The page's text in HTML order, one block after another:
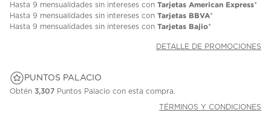
Hasta 9 mensualidades sin intereses con Tarjetas American Express*
Hasta 9 mensualidades sin intereses con Tarjetas BBVA*
Hasta 9 mensualidades sin intereses con Tarjetas Bajio*
DETALLE DE PROMOCIONES
PUNTOS PALACIO
Obtén 3,307 Puntos Palacio con esta compra.
TÉRMINOS Y CONDICIONES